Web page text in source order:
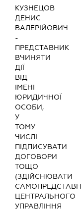
КУЗНЕЦОВ
ДЕНИС
ВАЛЕРІЙОВИЧ
-
ПРЕДСТАВНИК
ВЧИНЯТИ
ДІЇ
ВІД
ІМЕНІ
ЮРИДИЧНОЇ
ОСОБИ,
У
ТОМУ
ЧИСЛІ
ПІДПИСУВАТИ
ДОГОВОРИ
ТОЩО
(ЗДІЙСНЮВАТИ
ЦЕНТРАЛЬНОГО
УПРАВЛІННЯ